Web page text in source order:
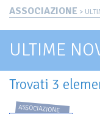
ASSOCIAZIONE >
ULTIME
Trovati 3
ASSOCIAZIONE